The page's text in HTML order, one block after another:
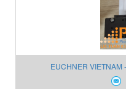
EUCHNER VIETNAM